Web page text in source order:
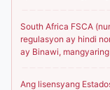
South Africa FSCA
regulasyon ay hindi
ay Binawi,
Ang lisensyang